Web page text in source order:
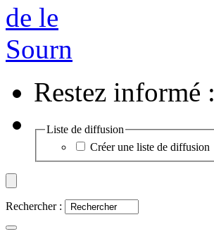
Restez informé :
Liste de diffusion
Créer une liste de diffusion
Rechercher :